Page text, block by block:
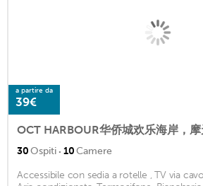
a partire da
39€
30Ospiti · 10Camere
Accessibile con sedia a rotelle , TV via